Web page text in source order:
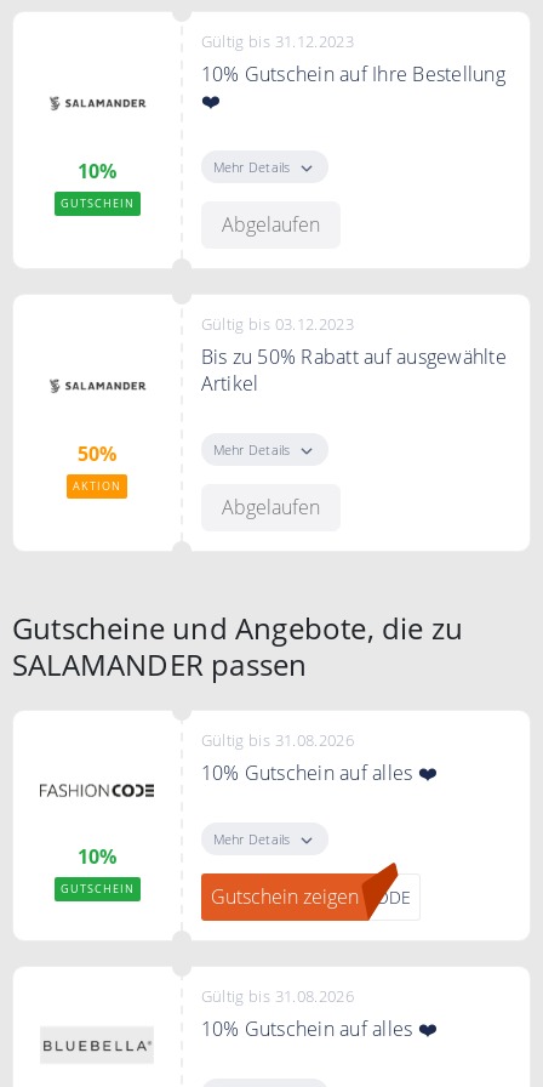
10%
GUTSCHEIN
Gültig bis 31.12.2023
10% Gutschein auf Ihre Bestellung
❤️
Rabatt auf Ihre gesamte
Bedingungen
reduzierte Ware.
Mehr Details
Abgelaufen
50%
AKTION
Gültig bis 03.12.2023
Bis zu 50% Rabatt auf ausgewählte
Artikel
auf ausgewählte Artikel. Jetzt
Mehr Details
Abgelaufen
Gutscheine und Angebote, die zu
SALAMANDER passen
10%
GUTSCHEIN
Gültig bis 31.08.2026
10% Gutschein auf alles ❤️
FASHIONCODE zum Newsletter
anmelden und einen 10%
Gutschein erhalten.
Mehr Details
Gutschein zeigen CODE
Gültig bis 31.08.2026
10% Gutschein auf alles ❤️